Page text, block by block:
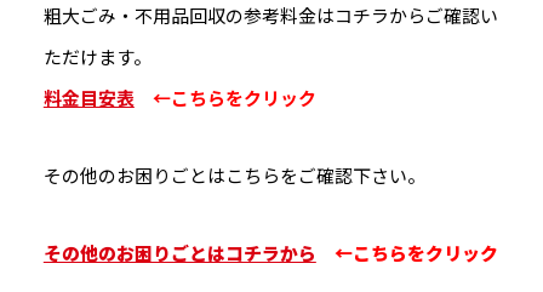
粗大ごみ・不用品回収の参考料金はコチラからご確認い
ただけます。
料金目安表
←こちらをクリック
その他のお困りごとはこちらをご確認下さい。
その他のお困りごとはコチラから ←こちらをクリック